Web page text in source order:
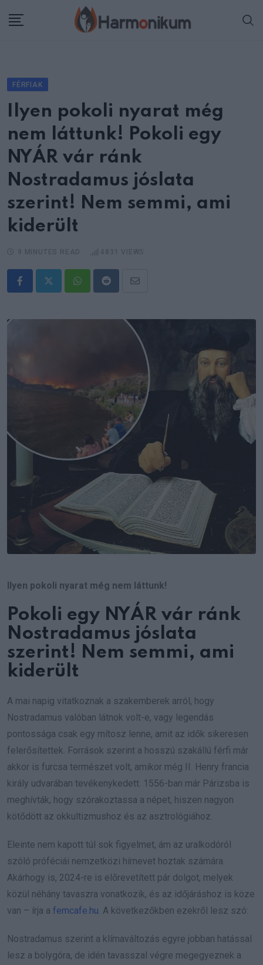
FÉRFIAK
Ilyen pokoli nyarat még
nem láttunk! Pokoli egy
NYÁR vár ránk
Nostradamus jóslata
szerint! Nem semmi, ami
kiderült
WhatsappRedditShare
Email
Ilyen pokoli nyarat még nem láttunk!
Pokoli egy NYÁR vár ránk
Nostradamus jóslata
szerint! Nem semmi, ami
kiderült
A mai napig vitatkoznak a szakemberek arról, hogy
Nostradamus valóban látnok volt-e, vagy legendás
pontossága csak egy mítosz lenne, amit az idők sikeresen
felerősítettek. Források szerint a hosszú szakállú férfi már
akkor is furcsa természet volt, amikor még II. Henry francia
király udvarában tevékenykedett. 1556-ban már Párizsba is
meghívták, hogy szórakoztassa a népet, hiszen nagyon
kötődött az okkultizmushoz és az asztrológiához.
Eleinte nem kapott túl sok figyelmet, ám az uralkodóról
szóló próféciái nemzetközi hírnevet hoztak számára.
Akárhogy is, 2024-re is előrevetített pár dolgot, melyek
közül néhány tavaszra vonatkozik, és az időjáráshoz is köze
van – írja a femcafe.hu . A következőkben ezekről lesz szó:
Nostradamus szerint a klímaváltozás egyre jobban hatással
lesz a bolygóra, de idén tavasszal végre megegyeznek a